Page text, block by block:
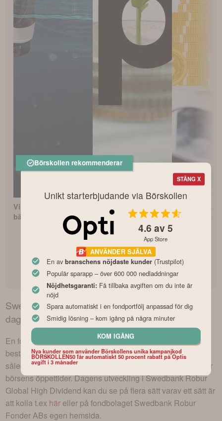
Vilken är Sveriges
bästa fondrobot?
Opti fondrobot
omdöme och
recension
i fonder som
Swedbank Robur Global High Dividendkurs –
dagens utveckling
En fond likt Swedbank Robur Global High Dividend
kan
bestå av aktier och/eller andra värdepapper och rör sig
således upp eller ner baserat på innehavens rörelser under
börsens öppettider. Dagens utveckling iSwedbank Robur
Global High Dividend kan du se på flera sätt varav ett sätt är
att kolla t.ex här eller på fondbolaget Swedbank Robur
Fonder ABs egen hemsida.
STÄNG X
Börskollen rekommenderar
Unikt starterbjudande via Börskollen
4.6 av 5
App Store
ANVÄNDER SJÄLVA
En av branschens nöjdaste kunder(Trustpilot)
Populär sparapp – över 600 000 nedladdningar
Nöjdhetsgaranti: Få tillbaka avgiften om du inte är
nöjd
Spara automatiskt i en fondportfölj anpassad för dig
Smidig lösning – kom igång på några minuter
KOM IGÅNG
Nya kunder som använder Börskollens unika kampanjkod
BORSKOLLEN50 får automatiskt 50 procent rabatt på Optis
avgift i 3 månader